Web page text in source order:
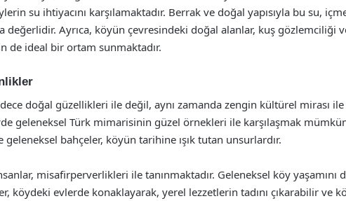
su ihtiyacını karşılamaktadır. Berrak ve doğal yapısıyla bu su,
değerlidir. Ayrıca, köyün çevresindeki doğal alanlar, kuş gözlemciliği
de ideal bir ortam sunmaktadır.
doğal güzellikleri ile değil, aynı zamanda zengin kültürel mirası
geleneksel Türk mimarisinin güzel örnekleri ile karşılaşmak
geleneksel bahçeler, köyün tarihine ışık tutan unsurlardır.
misafirperverlikleri ile tanınmaktadır. Geleneksel köy yaşamını
köydeki evlerde konaklayarak, yerel lezzetlerin tadını çıkarabilir ve